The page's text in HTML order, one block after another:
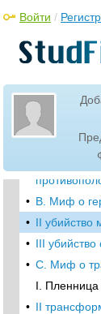
Войти /
• Часть
I. Уроборос
Уробороса
Сферы
• Отношения
Великой
• В. Миф о
• II убийство
• III убийство
• C. Миф о
I.
• II